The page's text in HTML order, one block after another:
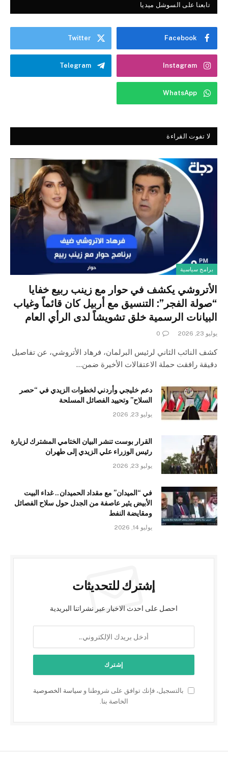
تابعنا على السوشل ميديا
Facebook
Twitter
Instagram
Telegram
WhatsApp
لا تفوت القراءة
برامج سياسية
الأتروشي يكشف في حوار مع زينب ربيع خفايا
“صولة الفجر”: التنسيق مع أربيل كان قائماً وغياب
البيانات الرسمية خلق تشويشاً لدى الرأي العام
يوليو 23, 2026 0
كشف النائب الثاني لرئيس البرلمان، فرهاد الأتروشي، عن تفاصيل
دقيقة رافقت حملة الاعتقالات الأخيرة ضمن…
دعم خليجي وأردني لخطوات الزيدي في “حصر
السلاح” وتحييد الفصائل المسلحة
يوليو 23, 2026
القرار بوست تنشر البيان الختامي المشترك لزيارة
رئيس الوزراء علي الزيدي إلى طهران
يوليو 23, 2026
في “الميدان” مع مقداد الحميدان.. غداء البيت
الأبيض يثير عاصفة من الجدل حول سلاح الفصائل
ومقايضة النفط
يوليو 14, 2026
إشترك للتحديثات
احصل على احدث الاخبار عبر نشراتنا البريدية
بالتسجيل، فإنك توافق على شروطنا و سياسة الخصوصية
الخاصة بنا.